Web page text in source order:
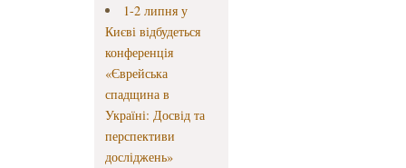
1-2 липня у
Києві відбудеться
конференція
«Єврейська
спадщина в
Україні: Досвід та
перспективи
досліджень»